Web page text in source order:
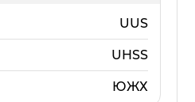
UUS
UHSS
ЮЖХ